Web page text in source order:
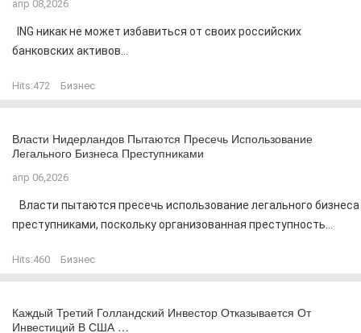
апр 08,2026
ING никак не может избавиться от своих российских
банковских активов...
Hits:472 Бизнес
Власти Нидерландов Пытаются Пресечь Использование
Легального Бизнеса Преступниками
апр 06,2026
Власти пытаются пресечь использование легального бизнеса
преступниками, поскольку организованная преступность...
Hits:460 Бизнес
Каждый Третий Голландский Инвестор Отказывается От
Инвестиций В США …